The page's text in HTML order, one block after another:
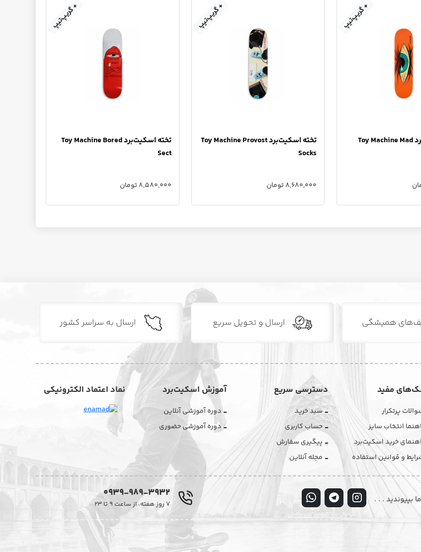
تخته اسکیت‌برد Toy Machine Mad
+ گریپ‌تیپ
تخته اسکیت‌برد Toy Machine Provost
Socks
8,680,000 تومان
+ گریپ‌تیپ
تخته اسکیت‌برد Toy Machine Bored
Sect
8,580,000 تومان
+ گریپ‌تیپ
همیشگی ارسال و تحویل سریع ارسال به سراسر کشور
مفید
پرتکرار
انتخاب سایز
خرید اسکیت‌برد
و قوانین استفاده
دسترسی سریع
سبد خرید
حساب کاربری
پیگیری سفارش
مجله آنلاین
آموزش اسکیت‌برد
دوره آموزشی آنلاین
دوره آموزشی حضوری
نماد اعتماد الکترونیکی
بپیوندید . . . 0939-989-3932
۷ روز هفته، از ساعت ۹ تا ۲۳